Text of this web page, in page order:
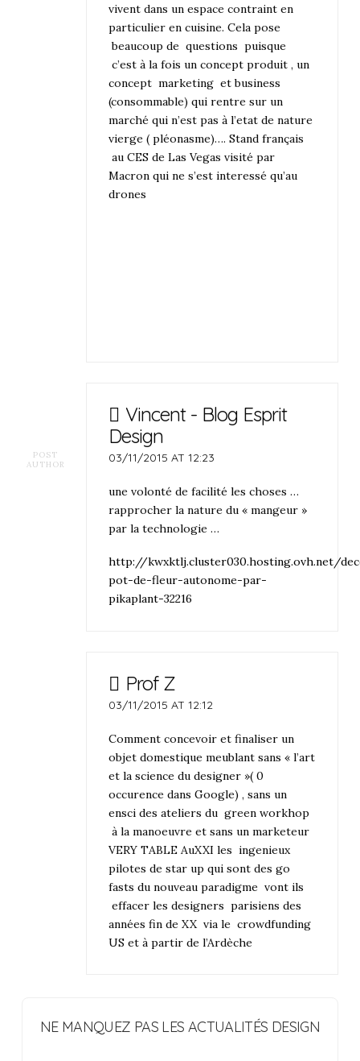
vivent dans un espace contraint en
particulier en cuisine. Cela pose
beaucoup de questions puisque
c’est à la fois un concept produit , un
concept marketing et business
(consommable) qui rentre sur un
marché qui n’est pas à l’etat de nature
vierge ( pléonasme)…. Stand français
au CES de Las Vegas visité par
Macron qui ne s’est interessé qu’au
drones
POST
AUTHOR
Vincent - Blog Esprit
Design
03/11/2015 AT 12:23
une volonté de facilité les choses …
rapprocher la nature du « mangeur »
par la technologie …
http://kwxktlj.cluster030.hosting.ovh.net/
pot-de-fleur-autonome-par-
pikaplant-32216
Prof Z
03/11/2015 AT 12:12
Comment concevoir et finaliser un
objet domestique meublant sans « l’art
et la science du designer »( 0
occurence dans Google) , sans un
ensci des ateliers du green workhop
à la manoeuvre et sans un marketeur
VERY TABLE AuXXI les ingenieux
pilotes de star up qui sont des go
fasts du nouveau paradigme vont ils
effacer les designers parisiens des
années fin de XX via le crowdfunding
US et à partir de l’Ardèche
NE MANQUEZ PAS LES ACTUALITÉS DESIGN